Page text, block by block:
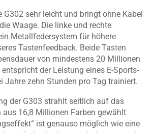
G302 sehr leicht und bringt ohne Kabel
Waage. Die linke und rechte
Metallfedersystem für höhere
Tastenfeedback. Beide Tasten
von mindestens 20 Millionen
der Leistung eines E-Sports-
Jahre zehn Stunden pro Tag trainiert.
der G303 strahlt seitlich auf das
aus 16,8 Millionen Farben gewählt
ist genauso möglich wie eine